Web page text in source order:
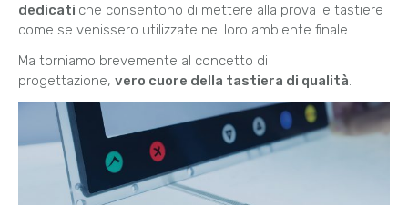
dedicati che consentono di mettere alla prova le tastiere
come se venissero utilizzate nel loro ambiente finale.
Ma torniamo brevemente al concetto di
progettazione, vero cuore della tastiera di qualità.